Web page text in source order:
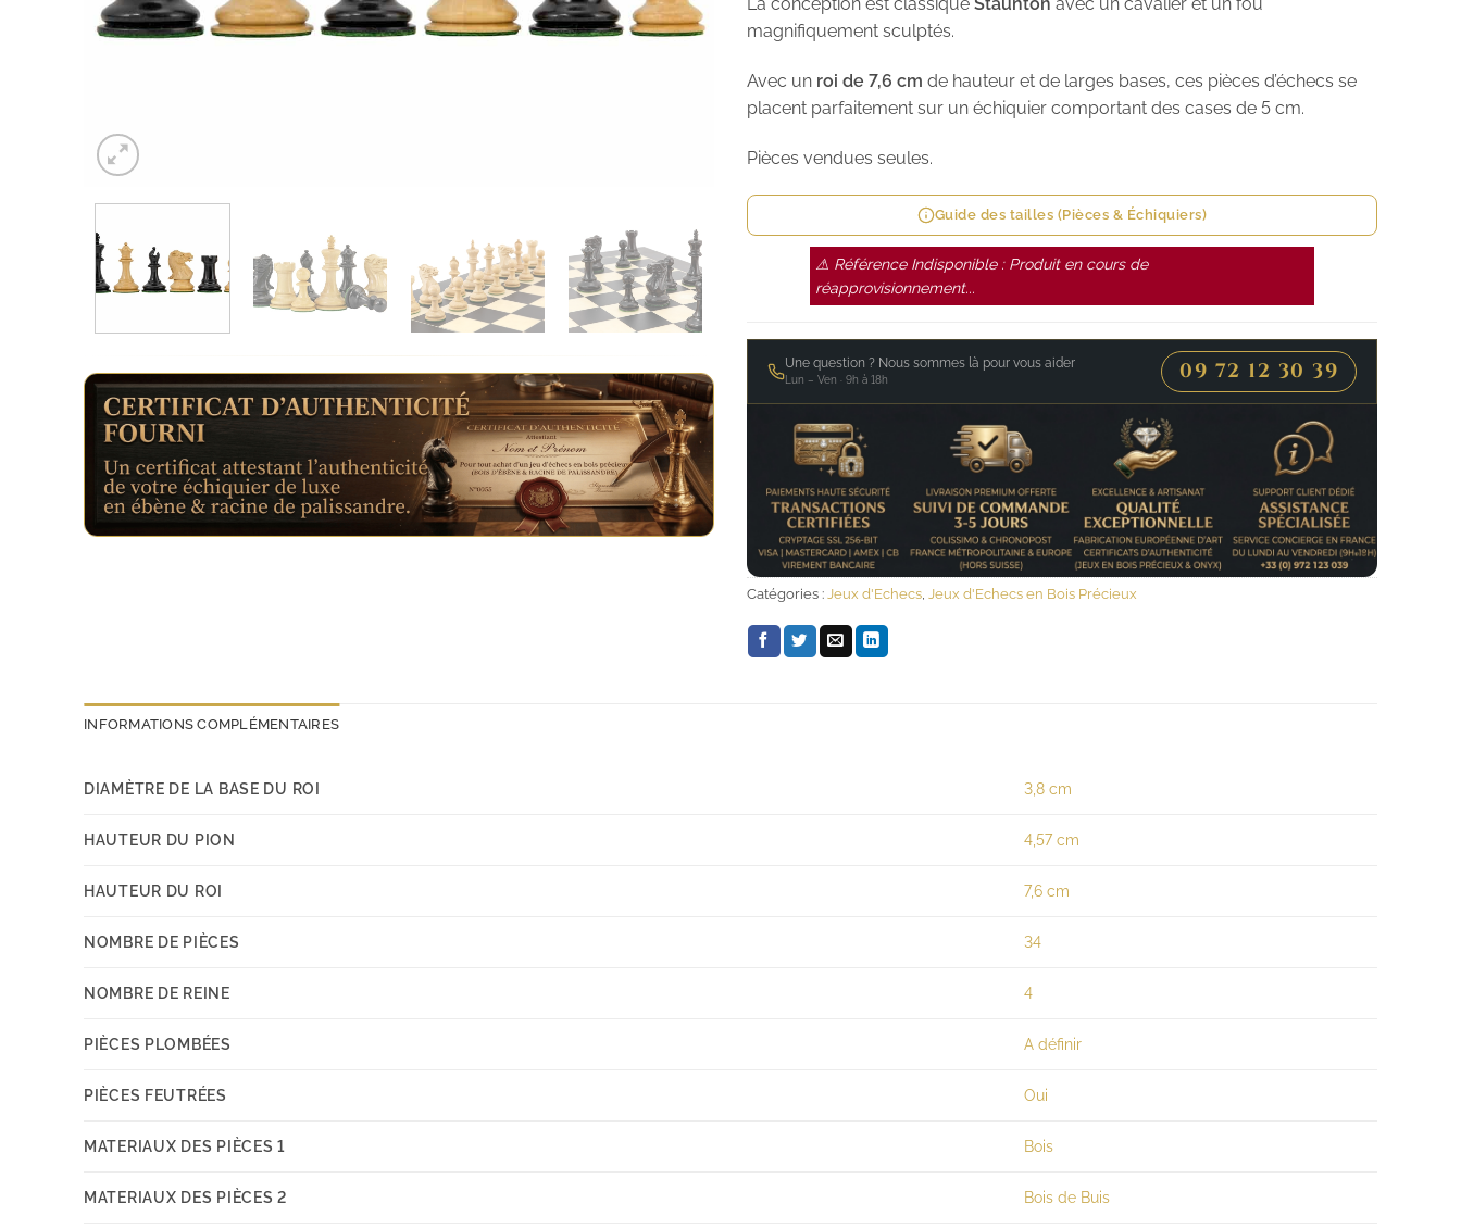
magnifiquement sculptés.
Avec un roi de 7,6 cm de hauteur et de larges bases, ces pièces d’échecs se
placent parfaitement sur un échiquier comportant des cases de 5 cm.
Pièces vendues seules.
Guide des tailles (Pièces & Échiquiers)
⚠ Référence Indisponible : Produit en cours de
réapprovisionnement...
Une question ? Nous sommes là pour vous aider
Lun – Ven · 9h à 18h 09 72 12 30 39
Catégories : Jeux d'Echecs, Jeux d'Echecs en Bois Précieux
INFORMATIONS COMPLÉMENTAIRES
DIAMÈTRE DE LA BASE DU ROI 3,8 cm
HAUTEUR DU PION 4,57 cm
HAUTEUR DU ROI 7,6 cm
NOMBRE DE PIÈCES 34
NOMBRE DE REINE 4
PIÈCES PLOMBÉES A définir
PIÈCES FEUTRÉES Oui
MATERIAUX DES PIÈCES 1 Bois
MATERIAUX DES PIÈCES 2 Bois de Buis